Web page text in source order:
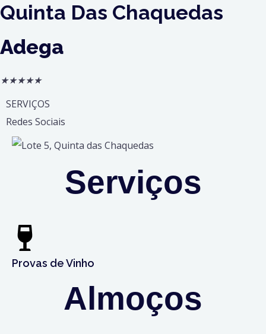
Quinta Das Chaquedas
Adega
★★★★★
SERVIÇOS
Redes Sociais
Serviços
Provas de Vinho
Almoços